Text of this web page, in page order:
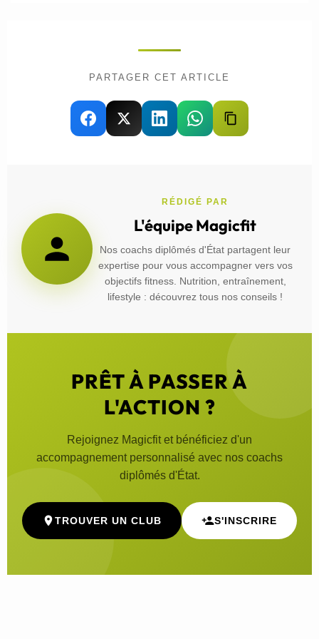
PARTAGER CET ARTICLE
RÉDIGÉ PAR
L'équipe Magicfit
Nos coachs diplômés d'État partagent leur
expertise pour vous accompagner vers vos
objectifs fitness. Nutrition, entraînement,
lifestyle : découvrez tous nos conseils !
PRÊT À PASSER À
L'ACTION ?
Rejoignez Magicfit et bénéficiez d'un
accompagnement personnalisé avec nos coachs
diplômés d'État.
TROUVER UN CLUB S'INSCRIRE